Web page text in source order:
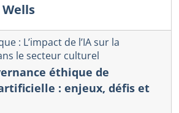
: L’impact de l’IA sur la
le secteur culturel
éthique de
: enjeux, défis et